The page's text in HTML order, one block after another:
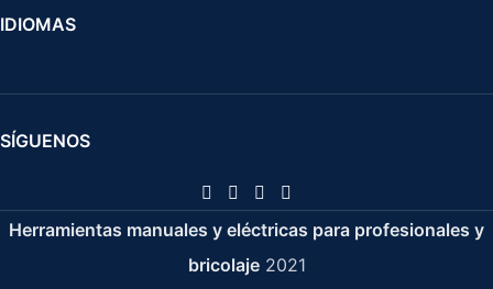
IDIOMAS
SÍGUENOS
Herramientas manuales y eléctricas para profesionales y
bricolaje 2021